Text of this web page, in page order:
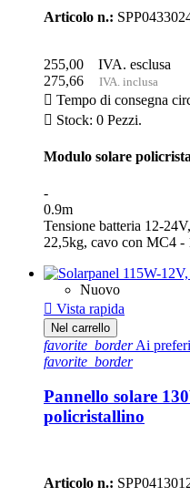
Articolo n.:
255,00
IVA. esclusa
275,66
IVA. inclusa
 Tempo di consegna
 Stock: 0 Pezzi.
Modulo solare
-
0.9m
Tensione batteria 12-
22,5kg, cavo con MC4 -
Nuovo
 Vista rapida
Nel carrello
favorite_borderAi
favorite_border
Pannello solare
policristallino
Articolo n.: